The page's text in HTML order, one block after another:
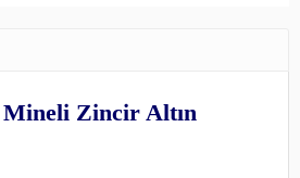
Mineli Zincir Altın